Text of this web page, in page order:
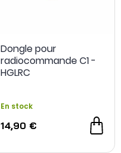
Dongle pour
radiocommande C1 -
HGLRC
En stock
14,90 €